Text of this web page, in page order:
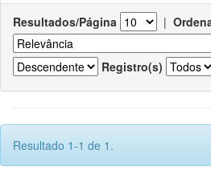
Resultados/Página |
Registro(s)
Resultado 1-1 de 1.